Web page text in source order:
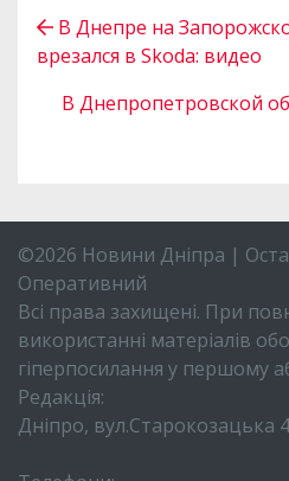
В Днепре на
врезался в Skoda: видео
В Днепропетровской
©2026 Новини Дніпра |
Оперативний
Всі права захищені. При
використанні матеріалів
гіперпосилання у першому
Редакція:
Дніпро, вул.Старокозацька